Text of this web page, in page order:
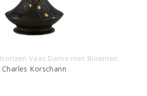
Vaas Dame met Bloemen
Charles Korschann